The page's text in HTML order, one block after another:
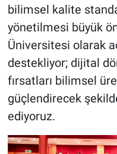
bilimsel kalite
yönetilmesi büyük
Üniversitesi olarak
destekliyor; dijital
fırsatları bilimsel
güçlendirecek
ediyoruz.